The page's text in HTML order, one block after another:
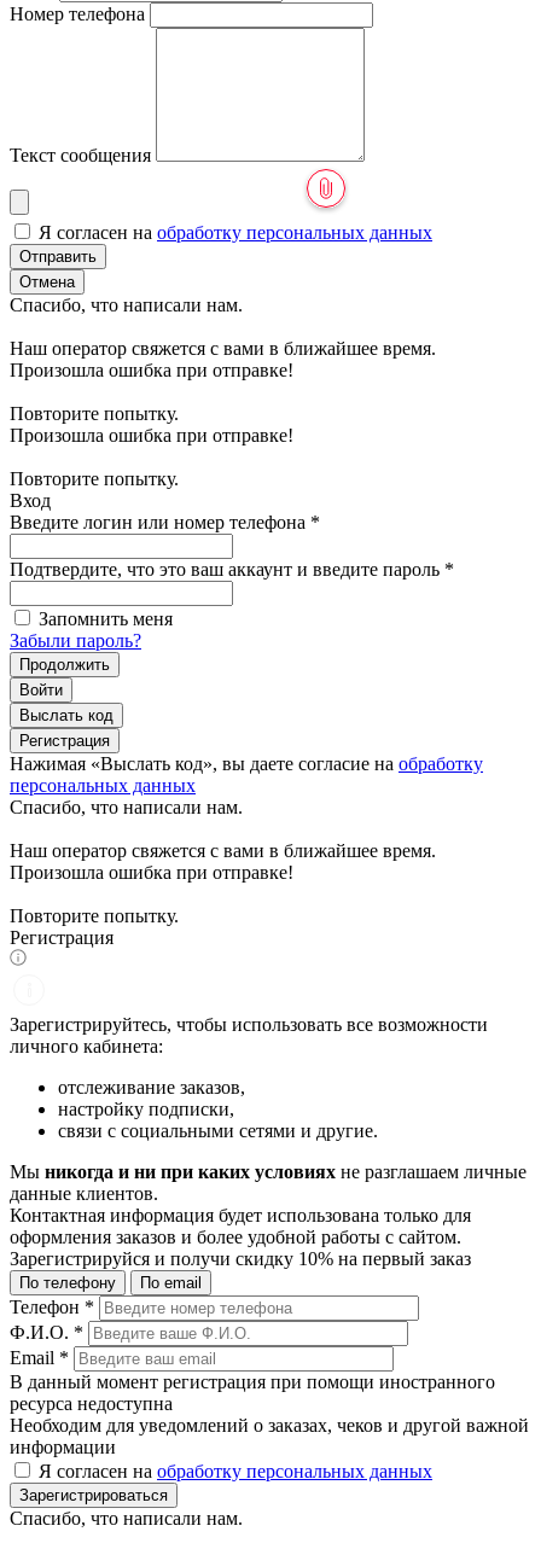
Номер телефона
Текст сообщения
Я согласен на обработку персональных данных
Отправить
Отмена
Спасибо, что написали нам.
Наш оператор свяжется с вами в ближайшее время.
Произошла ошибка при отправке!
Повторите попытку.
Произошла ошибка при отправке!
Повторите попытку.
Вход
Введите логин или номер телефона *
Подтвердите, что это ваш аккаунт и введите пароль *
Запомнить меня
Забыли пароль?
Продолжить
Войти
Выслать код
Регистрация
Нажимая «Выслать код», вы даете согласие на обработку
персональных данных
Спасибо, что написали нам.
Наш оператор свяжется с вами в ближайшее время.
Произошла ошибка при отправке!
Повторите попытку.
Регистрация
Зарегистрируйтесь, чтобы использовать все возможности
личного кабинета:
отслеживание заказов,
настройку подписки,
связи с социальными сетями и другие.
Мы никогда и ни при каких условиях не разглашаем личные
данные клиентов.
Контактная информация будет использована только для
оформления заказов и более удобной работы с сайтом.
Зарегистрируйся и получи скидку 10% на первый заказ
По телефону По email
Телефон *
Ф.И.О. *
Email *
В данный момент регистрация при помощи иностранного
ресурса недоступна
Необходим для уведомлений о заказах, чеков и другой важной
информации
Я согласен на обработку персональных данных
Зарегистрироваться
Спасибо, что написали нам.